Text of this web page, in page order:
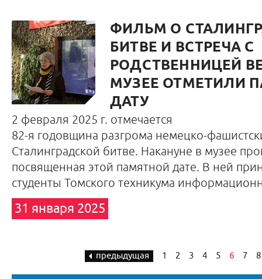
ФИЛЬМ О
БИТВЕ И ВСТРЕЧА С
РОДСТВЕННИЦЕЙ
МУЗЕЕ ОТМЕТИЛИ
ДАТУ
2 февраля 2025 г. отмечается
82-я годовщина разгрома немецко-
Сталинградской битве. Накануне в музее
посвященная этой памятной дате. В ней
студенты Томского техникума
31 января 2025
предыдущая 1 2 3 4 5 6 7 8